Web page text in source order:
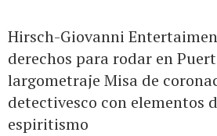
Hirsch-Giovanni
derechos para rodar en
largometraje Misa de
detectivesco con elementos
espiritismo